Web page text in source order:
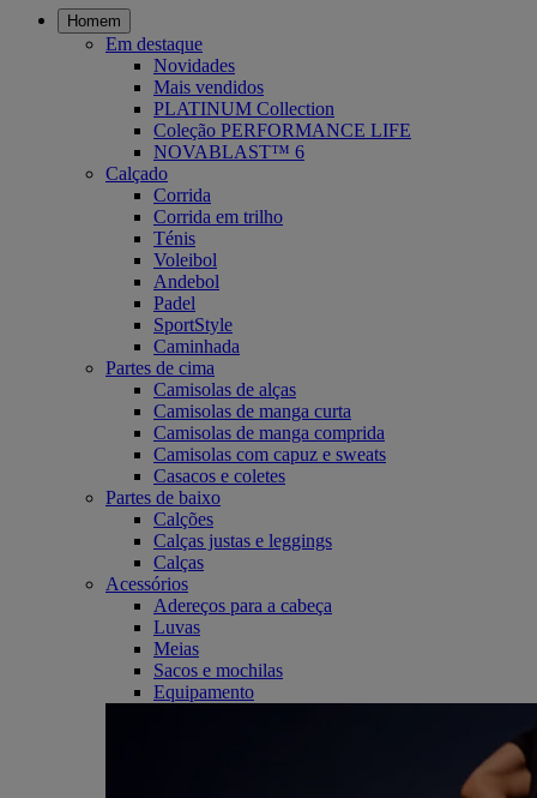
Homem
Em destaque
Novidades
Mais vendidos
PLATINUM Collection
Coleção PERFORMANCE LIFE
NOVABLAST™ 6
Calçado
Corrida
Corrida em trilho
Ténis
Voleibol
Andebol
Padel
SportStyle
Caminhada
Partes de cima
Camisolas de alças
Camisolas de manga curta
Camisolas de manga comprida
Camisolas com capuz e sweats
Casacos e coletes
Partes de baixo
Calções
Calças justas e leggings
Calças
Acessórios
Adereços para a cabeça
Luvas
Meias
Sacos e mochilas
Equipamento